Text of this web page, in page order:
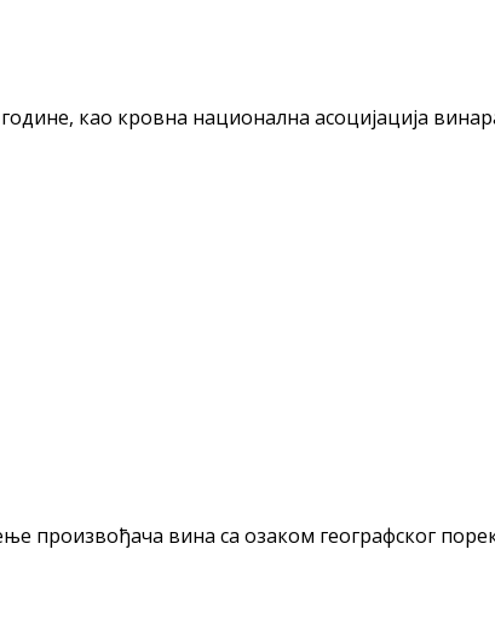
као кровна национална асоцијација
произвођача вина са озаком географског